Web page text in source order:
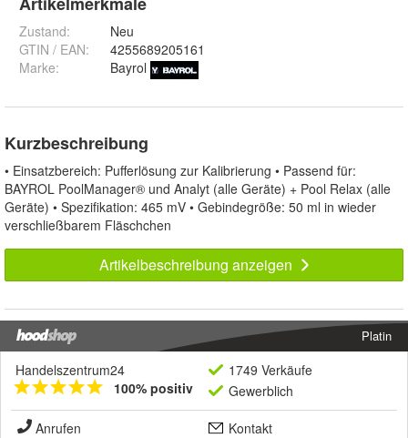
Zustand:
Neu
GTIN / EAN:
4255689205161
Marke:
Bayrol
Kurzbeschreibung
• Einsatzbereich: Pufferlösung zur Kalibrierung • Passend für:
BAYROL PoolManager® und Analyt (alle Geräte) + Pool Relax (alle
Geräte) • Spezifikation: 465 mV • Gebindegröße: 50 ml in wieder
verschließbarem Fläschchen
Artikelbeschreibung anzeigen
Platin
Handelszentrum24
100% positiv
1749 Verkäufe
Gewerblich
Anrufen
Kontakt